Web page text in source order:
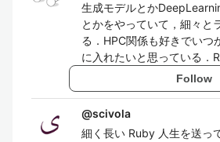
生成モデルとか
とかをやっていて，細々と
る．HPC関係も好きでいつ
に入れたいと思っている．
Follow
@scivola
細く長い Ruby 人生を送っ